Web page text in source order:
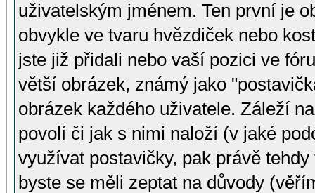
uživatelským jménem. Ten první je
obvykle ve tvaru hvězdiček nebo
jste již přidali nebo vaší pozici ve
větší obrázek, známý jako
obrázek každého uživatele. Záleží
povolí či jak s nimi naloží (v jaké
využívat postavičky, pak právě
byste se měli zeptat na důvody